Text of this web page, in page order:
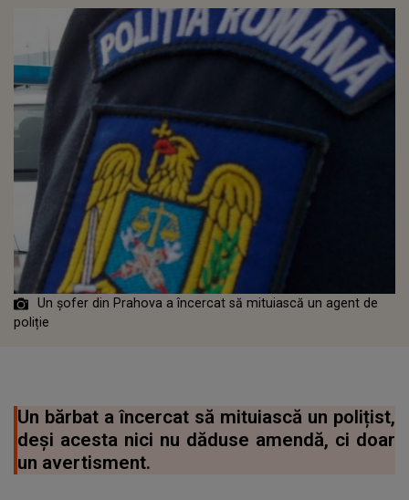
Un șofer din Prahova a încercat să mituiască un agent de
poliție
Un bărbat a încercat să mituiască un polițist,
deși acesta nici nu dăduse amendă, ci doar
un avertisment.